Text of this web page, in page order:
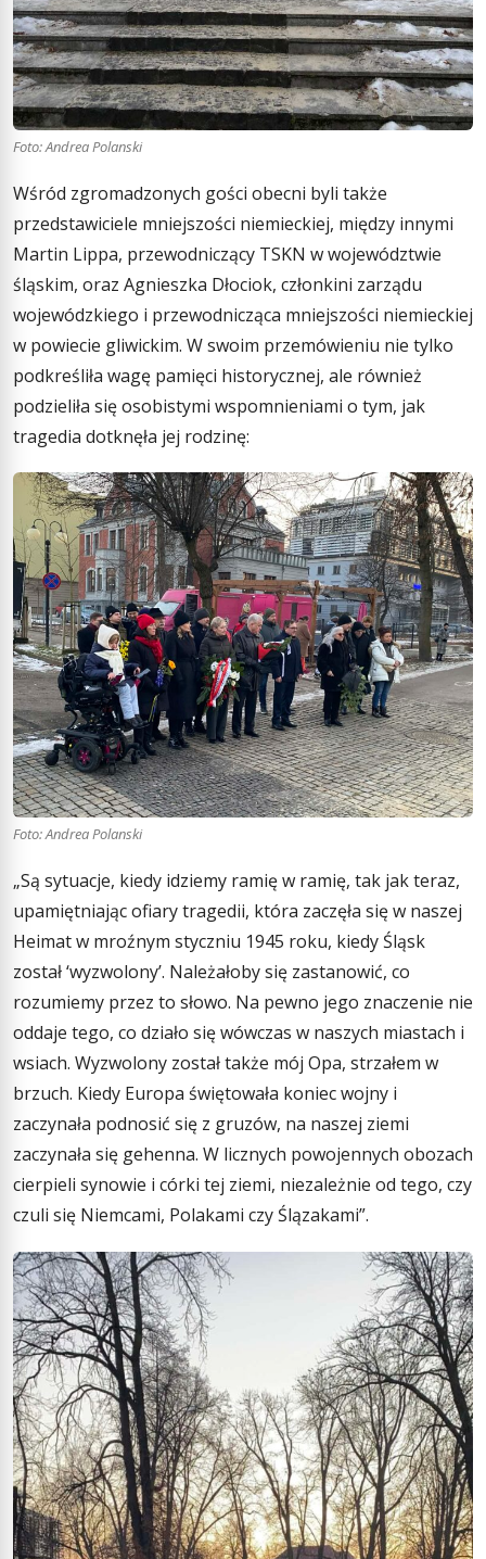
Foto: Andrea Polanski
Wśród zgromadzonych gości obecni byli także
przedstawiciele mniejszości niemieckiej, między innymi
Martin Lippa, przewodniczący TSKN w województwie
śląskim, oraz Agnieszka Dłociok, członkini zarządu
wojewódzkiego i przewodnicząca mniejszości niemieckiej
w powiecie gliwickim. W swoim przemówieniu nie tylko
podkreśliła wagę pamięci historycznej, ale również
podzieliła się osobistymi wspomnieniami o tym, jak
tragedia dotknęła jej rodzinę:
Foto: Andrea Polanski
„Są sytuacje, kiedy idziemy ramię w ramię, tak jak teraz,
upamiętniając ofiary tragedii, która zaczęła się w naszej
Heimat w mroźnym styczniu 1945 roku, kiedy Śląsk
został ‘wyzwolony’. Należałoby się zastanowić, co
rozumiemy przez to słowo. Na pewno jego znaczenie nie
oddaje tego, co działo się wówczas w naszych miastach i
wsiach. Wyzwolony został także mój Opa, strzałem w
brzuch. Kiedy Europa świętowała koniec wojny i
zaczynała podnosić się z gruzów, na naszej ziemi
zaczynała się gehenna. W licznych powojennych obozach
cierpieli synowie i córki tej ziemi, niezależnie od tego, czy
czuli się Niemcami, Polakami czy Ślązakami”.